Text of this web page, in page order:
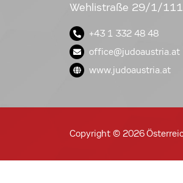
Wehlistraße 29/1/
+43 1 332 48 48
office@judoaustria.at
www.judoaustria.at
Copyright © 2026